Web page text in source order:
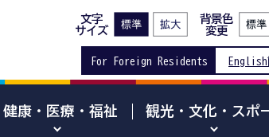
文字
サイズ
背景色
変更
For Foreign Residents English
健康・医療・福祉 観光・文化・スポ